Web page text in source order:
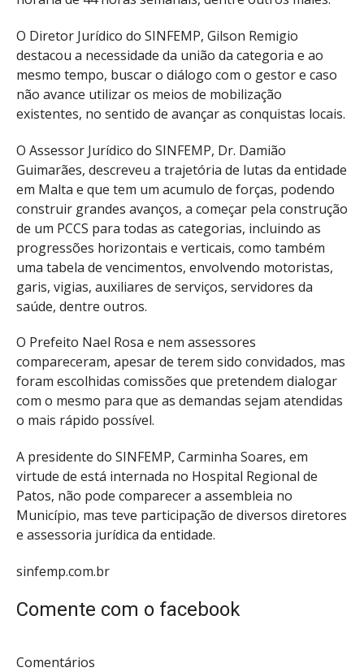
O Diretor Jurídico do SINFEMP, Gilson Remigio
destacou a necessidade da união da categoria e ao
mesmo tempo, buscar o diálogo com o gestor e caso
não avance utilizar os meios de mobilização
existentes, no sentido de avançar as conquistas locais.
O Assessor Jurídico do SINFEMP, Dr. Damião
Guimarães, descreveu a trajetória de lutas da entidade
em Malta e que tem um acumulo de forças, podendo
construir grandes avanços, a começar pela construção
de um PCCS para todas as categorias, incluindo as
progressões horizontais e verticais, como também
uma tabela de vencimentos, envolvendo motoristas,
garis, vigias, auxiliares de serviços, servidores da
saúde, dentre outros.
O Prefeito Nael Rosa e nem assessores
compareceram, apesar de terem sido convidados, mas
foram escolhidas comissões que pretendem dialogar
com o mesmo para que as demandas sejam atendidas
o mais rápido possível.
A presidente do SINFEMP, Carminha Soares, em
virtude de está internada no Hospital Regional de
Patos, não pode comparecer a assembleia no
Município, mas teve participação de diversos diretores
e assessoria jurídica da entidade.
sinfemp.com.br
Comente com o facebook
Comentários